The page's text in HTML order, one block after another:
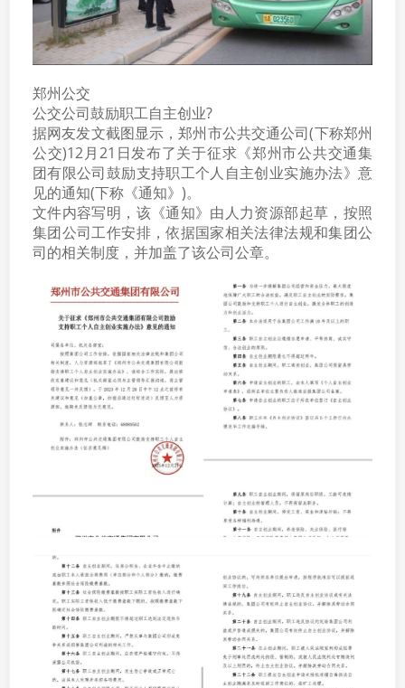
郑州公交
公交公司鼓励职工自主创业?
据网友发文截图显示，郑州市公共交通公司(下称郑州
公交)12月21日发布了关于征求《郑州市公共交通集
团有限公司鼓励支持职工个人自主创业实施办法》意
见的通知(下称《通知》)。
文件内容写明，该《通知》由人力资源部起草，按照
集团公司工作安排，依据国家相关法律法规和集团公
司的相关制度，并加盖了该公司公章。